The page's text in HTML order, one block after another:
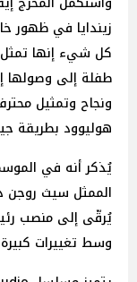
كل شيء إنها تمثل
طفلة إلى وصولها
ونجاح وتمثيل
هوليوود بطريقة
الممثل سيث روجن
وسط تغييرات